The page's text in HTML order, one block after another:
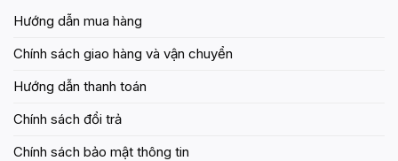
Hướng dẫn mua hàng
Chính sách giao hàng và vận chuyển
Hướng dẫn thanh toán
Chính sách đổi trả
Chính sách bảo mật thông tin